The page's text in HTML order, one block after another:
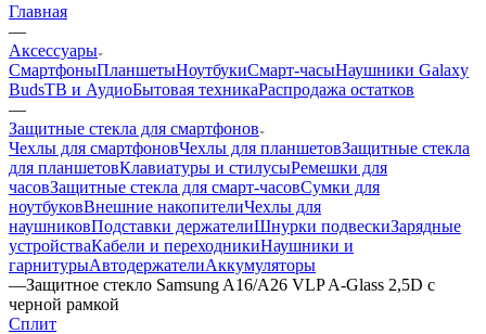
Главная
—
Аксессуары
СмартфоныПланшетыНоутбукиСмарт-часыНаушники Galaxy
BudsТВ и АудиоБытовая техникаРаспродажа остатков
—
Защитные стекла для смартфонов
Чехлы для смартфоновЧехлы для планшетовЗащитные стекла
для планшетовКлавиатуры и стилусыРемешки для
часовЗащитные стекла для смарт-часовСумки для
ноутбуковВнешние накопителиЧехлы для
наушниковПодставки держателиШнурки подвескиЗарядные
устройстваКабели и переходникиНаушники и
гарнитурыАвтодержателиАккумуляторы
—Защитное стекло Samsung A16/A26 VLP A-Glass 2,5D с
черной рамкой
Сплит